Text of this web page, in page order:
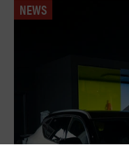
NEWS